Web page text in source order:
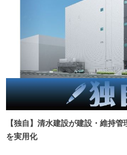
【独自】清水建設が建設・維持
を実用化